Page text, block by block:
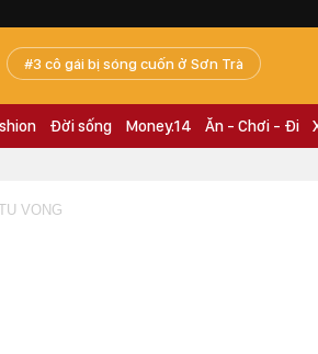
3 cô gái bị sóng cuốn ở Sơn Trà
Đời sống Money.14 Ăn - Chơi - Đi
VONG